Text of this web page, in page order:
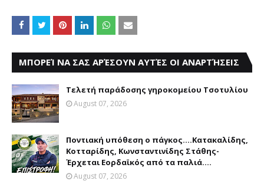
ΜΠΟΡΕΊ ΝΑ ΣΑΣ ΑΡΈΣΟΥΝ ΑΥΤΈΣ ΟΙ ΑΝΑΡΤΉΣΕΙΣ
Τελετή παράδοσης γηροκομείου Τσοτυλίου
August 07, 2026
Ποντιακή υπόθεση ο πάγκος....Κατακαλίδης,
Κοτταρίδης, Κωνσταντινίδης Στάθης-
Έρχεται Εορδαϊκός από τα παλιά....
August 07, 2026